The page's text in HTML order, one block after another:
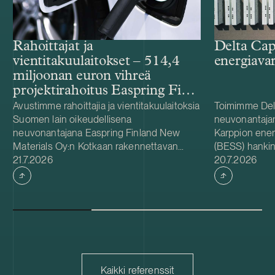
Rahoittajat ja
vientitakuulaitokset – 514,4
miljoonan euron vihreä
projektirahoitus Easpring Finland
New Materialsin CAM-
tehtaalle
Avustimme rahoittajia ja vientitakuulaitoksia
Suomen lain oikeudellisena
neuvonantajana Easpring Finland New
Materials Oy:n Kotkaan rakennettavan
katodiaktiivimateriaalia (CAM) valmistavan
tehtaan kehittämiseen ja rakentamiseen
liittyvässä 514,4 miljoonan euron vihreässä
Easpring Finland New Materials on Beijing
omistama yhteisyritys. Rahoituksen myönsi
kuusi kansainvälistä liikepankkia. Société
Julkaistu
21.7.2026
Delta
Toimimme
Karppion
(BESS)
Energyltä.
hankkeen
Foundationin
on 125 MW /
Julkaistu
20.7.2026
Kaikki referenssit